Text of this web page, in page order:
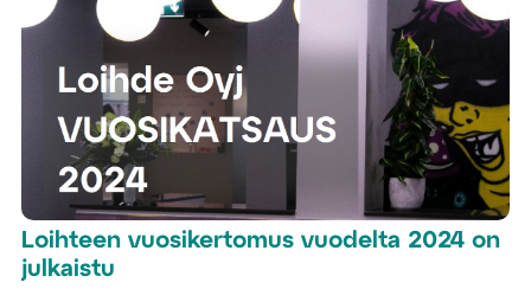
Loihteen vuosikertomus vuodelta 2024 on
julkaistu